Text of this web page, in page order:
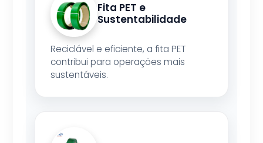
Fita PET e
Sustentabilidade
Reciclável e eficiente, a fita PET
contribui para operações mais
sustentáveis.